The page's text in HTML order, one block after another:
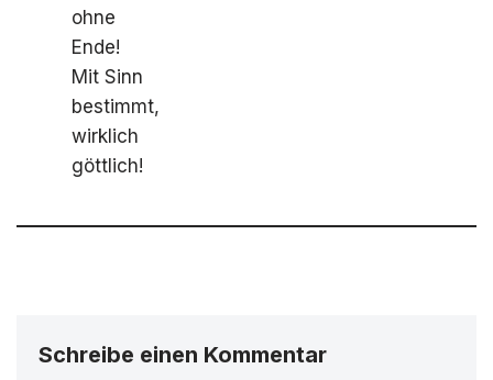
ohne
Ende!
Mit Sinn
bestimmt,
wirklich
göttlich!
Schreibe einen Kommentar